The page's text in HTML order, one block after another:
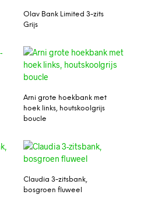
Olav Bank Limited 3-zits
Grijs
Arni grote hoekbank met
hoek links, houtskoolgrijs
boucle
Claudia 3-zitsbank,
bosgroen fluweel